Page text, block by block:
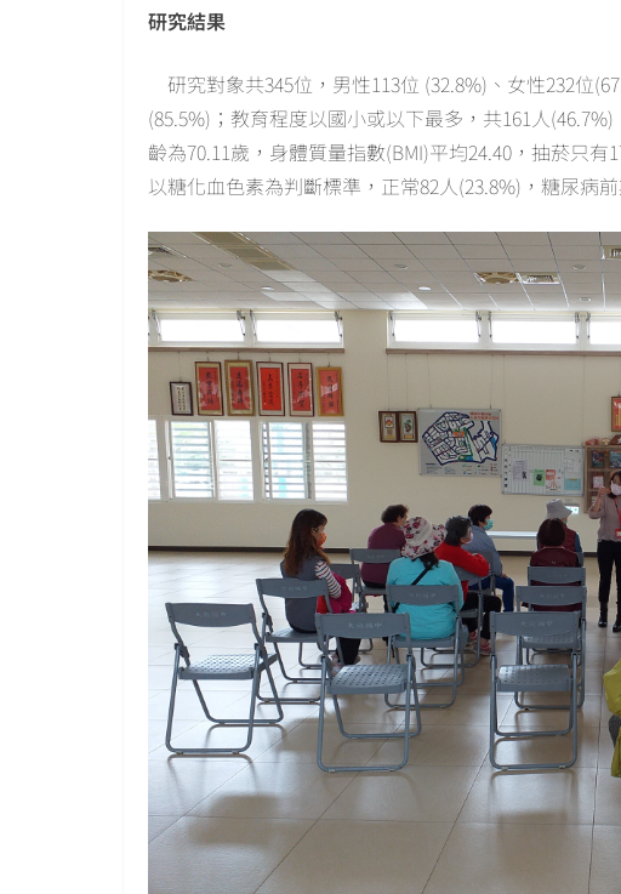
研究結果
研究對象共345位，男性113位 (32.8%)、女性232位
(85.5%)；教育程度以國小或以下最多，共161人
齡為70.11歲，身體質量指數(BMI)平均24.40，抽菸只有
以糖化血色素為判斷標準，正常82人(23.8%)，糖尿病